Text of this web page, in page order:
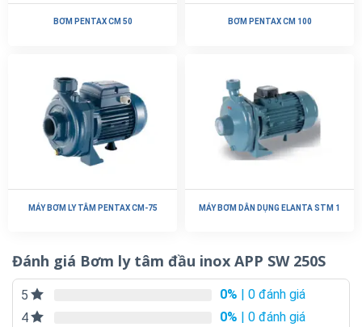
BƠM PENTAX CM 50 BƠM PENTAX CM 100
MÁY BƠM LY TÂM PENTAX CM-75 MÁY BƠM DÂN DỤNG ELANTA STM 1
Đánh giá Bơm ly tâm đầu inox APP SW 250S
5 0% | 0 đánh giá
4
0% | 0 đánh giá